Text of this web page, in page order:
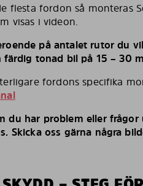
flesta fordon så monteras
visas i videon.
på antalet rutor du
färdig tonad bil på 15 – 30
fordons specifika
du har problem eller
Skicka oss gärna några